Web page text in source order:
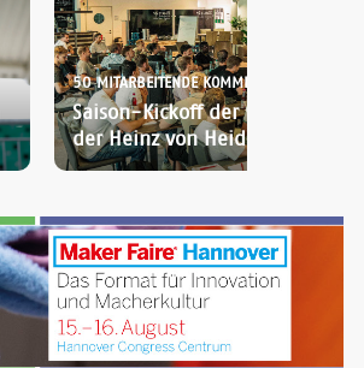
50 MITARBEITENDE KOMMEN ZUSAMMEN:
Saison-Kickoff der 96-
der Heinz von Heiden Arena